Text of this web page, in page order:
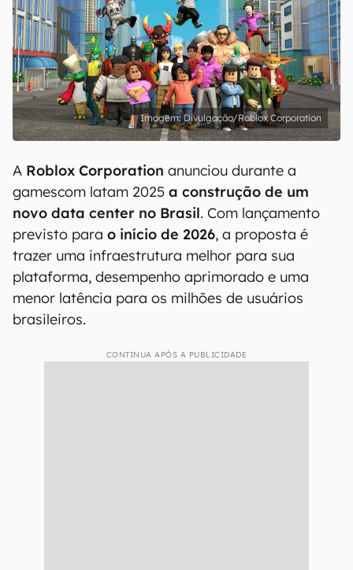
Divulgação/Roblox Corporation
A Roblox Corporation anunciou durante a
gamescom latam 2025 a construção de um
novo data center no Brasil. Com lançamento
previsto para o início de 2026, a proposta é
trazer uma infraestrutura melhor para sua
plataforma, desempenho aprimorado e uma
menor latência para os milhões de usuários
brasileiros.
CONTINUA APÓS A PUBLICIDADE